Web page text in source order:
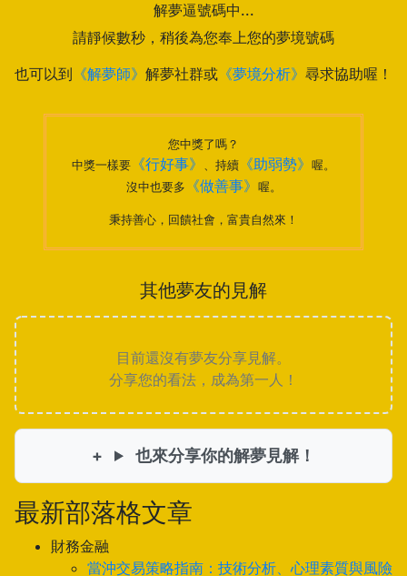
解夢逼號碼中...
請靜候數秒，稍後為您奉上您的夢境號碼
也可以到 《解夢師》 解夢社群或 《夢境分析》 尋求協助喔！
您中獎了嗎？
中獎一樣要 《行好事》 、持續 《助弱勢》 喔。
沒中也要多
《做善事》 喔。
秉持善心，回饋社會，富貴自然來！
其他夢友的見解
目前還沒有夢友分享見解。
分享您的看法，成為第一人！
也來分享你的解夢見解！
最新部落格文章
財務金融
當沖交易策略指南：技術分析、心理素質與風險